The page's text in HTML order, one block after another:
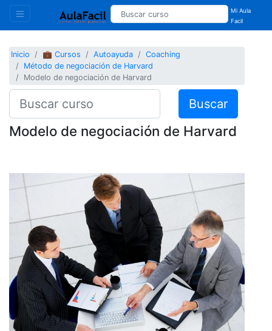
Mi Aula
Facil
Inicio 💼 Cursos Autoayuda
Coaching
Método de negociación de Harvard
Modelo de negociación de Harvard
Buscar
Modelo de negociación de Harvard